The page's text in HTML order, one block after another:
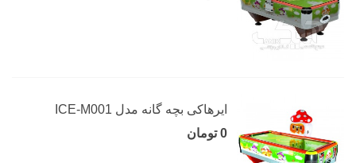
ایرهاکی بچه گانه مدل ICE-M001
0 تومان